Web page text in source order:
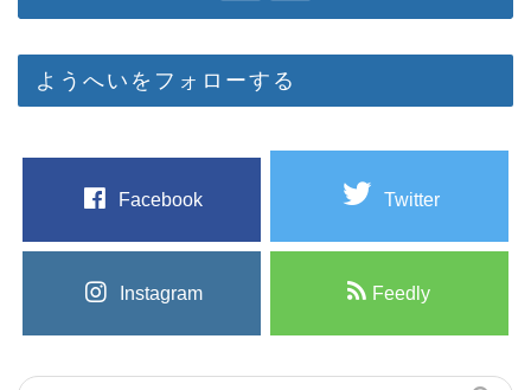
ようへいをフォローする
Facebook Twitter
Instagram Feedly